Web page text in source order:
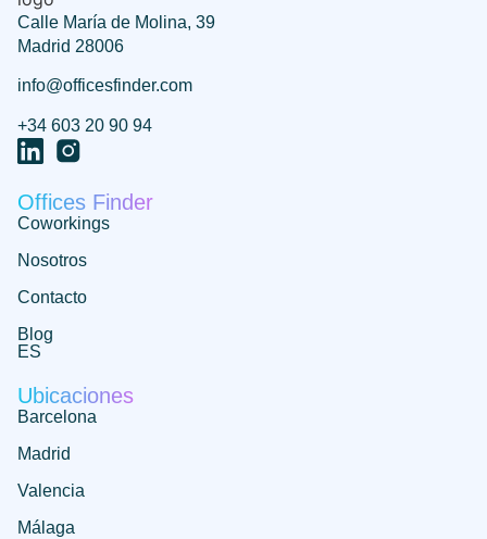
Calle María de Molina, 39
Madrid 28006
info@officesfinder.com
+34 603 20 90 94
Offices Finder
Coworkings
Nosotros
Contacto
Blog
ES
Ubicaciones
Barcelona
Madrid
Valencia
Málaga